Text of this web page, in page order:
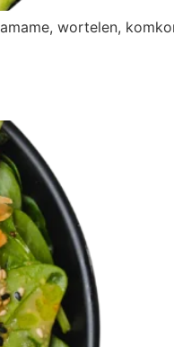
wortelen,